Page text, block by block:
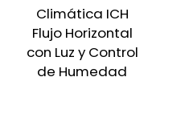
con altura
facilitar el
ajustables en altura.